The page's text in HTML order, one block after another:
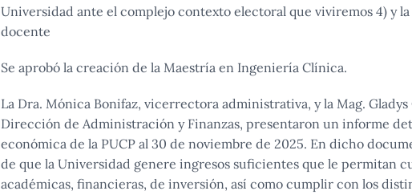
Universidad ante el complejo contexto electoral que viviremos 4) y
docente
Se aprobó la creación de la Maestría en Ingeniería Clínica.
La Dra. Mónica Bonifaz, vicerrectora administrativa, y la Mag.
Dirección de Administración y Finanzas, presentaron un informe
económica de la PUCP al 30 de noviembre de 2025. En dicho
de que la Universidad genere ingresos suficientes que le permitan
académicas, financieras, de inversión, así como cumplir con los